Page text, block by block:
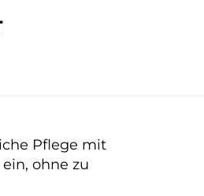
Pflege mit
ohne zu